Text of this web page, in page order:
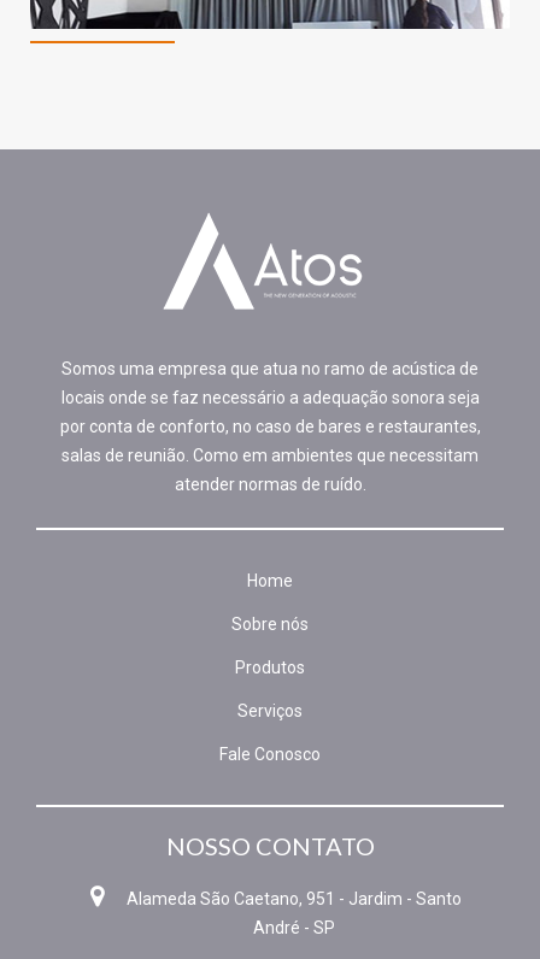
Somos uma empresa que atua no ramo de acústica de
locais onde se faz necessário a adequação sonora seja
por conta de conforto, no caso de bares e restaurantes,
salas de reunião. Como em ambientes que necessitam
atender normas de ruído.
Home
Sobre nós
Produtos
Serviços
Fale Conosco
NOSSO CONTATO
Alameda São Caetano, 951 - Jardim - Santo
André - SP